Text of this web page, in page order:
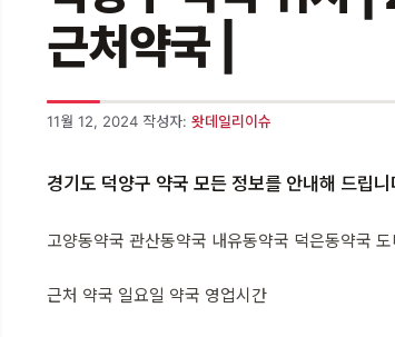
근처약국 |
11월 12, 2024 작성자: 왓데일리이슈
경기도 덕양구 약국 모든 정보를 안내해 드립니
고양동약국 관산동약국 내유동약국 덕은동약국
근처 약국 일요일 약국 영업시간